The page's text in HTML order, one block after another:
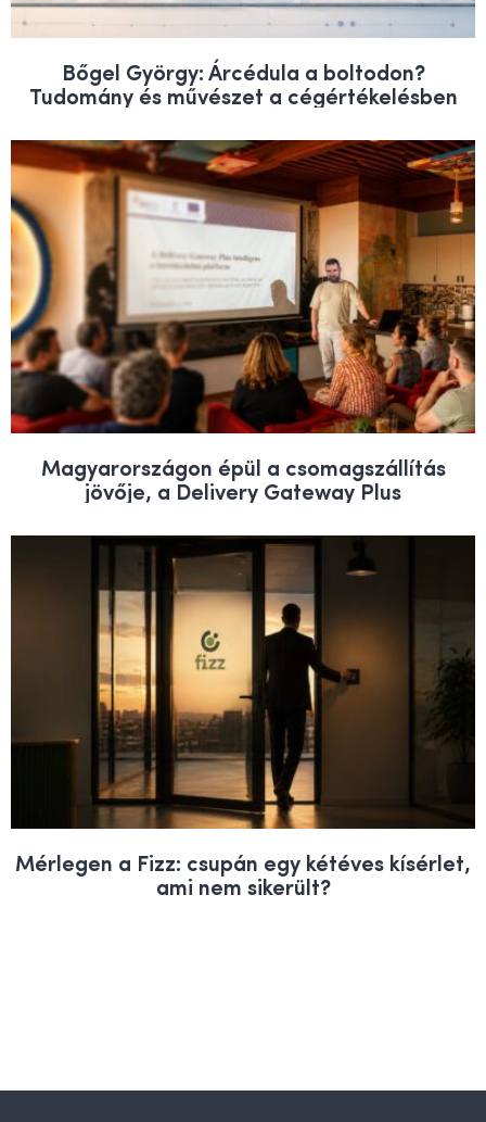
Bőgel György: Árcédula a boltodon?
Tudomány és művészet a cégértékelésben
Magyarországon épül a csomagszállítás
jövője, a Delivery Gateway Plus
Mérlegen a Fizz: csupán egy kétéves kísérlet,
ami nem sikerült?